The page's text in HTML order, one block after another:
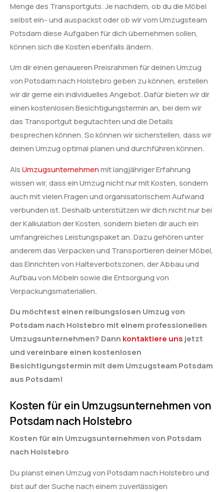
Menge des Transportguts. Je nachdem, ob du die Möbel
selbst ein- und auspackst oder ob wir vom Umzugsteam
Potsdam diese Aufgaben für dich übernehmen sollen,
können sich die Kosten ebenfalls ändern.
Um dir einen genaueren Preisrahmen für deinen Umzug
von Potsdam nach Holstebro geben zu können, erstellen
wir dir gerne ein individuelles Angebot. Dafür bieten wir dir
einen kostenlosen Besichtigungstermin an, bei dem wir
das Transportgut begutachten und die Details
besprechen können. So können wir sicherstellen, dass wir
deinen Umzug optimal planen und durchführen können.
AlsUmzugsunternehmenmit langjähriger Erfahrung
wissen wir, dass ein Umzug nicht nur mit Kosten, sondern
auch mit vielen Fragen und organisatorischem Aufwand
verbunden ist. Deshalb unterstützen wir dich nicht nur bei
der Kalkulation der Kosten, sondern bieten dir auch ein
umfangreiches Leistungspaket an. Dazu gehören unter
anderem das Verpacken und Transportieren deiner Möbel,
das Einrichten von Halteverbotszonen, der Abbau und
Aufbau von Möbeln sowie die Entsorgung von
Verpackungsmaterialien.
Du möchtest einen reibungslosen Umzug von
Potsdam nach Holstebro mit einem professionellen
Umzugsunternehmen? Dann kontaktiere uns jetzt
und vereinbare einen kostenlosen
Besichtigungstermin mit dem Umzugsteam Potsdam
aus Potsdam!
Kosten für ein Umzugsunternehmen von
Potsdam nach Holstebro
Kosten für ein Umzugsunternehmen von Potsdam
nach Holstebro
Du planst einen Umzug von Potsdam nach Holstebro und
bist auf der Suche nach einem zuverlässigen